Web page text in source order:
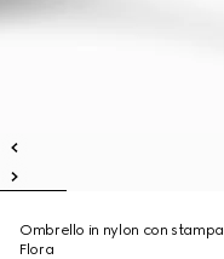
Ombrello in nylon con stampa
Flora